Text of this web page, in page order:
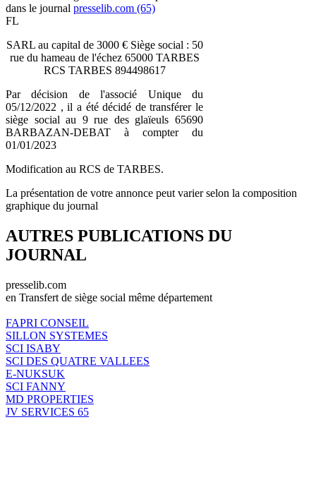
dans le journal presselib.com (65)
FL
SARL au capital de 3000 € Siège social : 50
rue du hameau de l'échez 65000 TARBES
RCS TARBES 894498617
Par décision de l'associé Unique du
05/12/2022 , il a été décidé de transférer le
siège social au 9 rue des glaïeuls 65690
BARBAZAN-DEBAT à compter du
01/01/2023
Modification au RCS de TARBES.
La présentation de votre annonce peut varier selon la composition
graphique du journal
AUTRES PUBLICATIONS DU
JOURNAL
presselib.com
en Transfert de siège social même département
FAPRI CONSEIL
SILLON SYSTEMES
SCI ISABY
SCI DES QUATRE VALLEES
E-NUKSUK
SCI FANNY
MD PROPERTIES
JV SERVICES 65